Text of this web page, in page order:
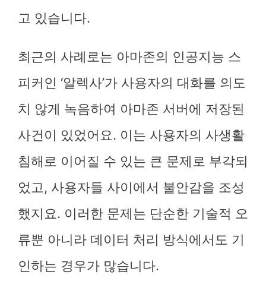
고 있습니다.
최근의 사례로는 아마존의 인공지능 스
피커인 ‘알렉사’가 사용자의 대화를 의도
치 않게 녹음하여 아마존 서버에 저장된
사건이 있었어요. 이는 사용자의 사생활
침해로 이어질 수 있는 큰 문제로 부각되
었고, 사용자들 사이에서 불안감을 조성
했지요. 이러한 문제는 단순한 기술적 오
류뿐 아니라 데이터 처리 방식에서도 기
인하는 경우가 많습니다.